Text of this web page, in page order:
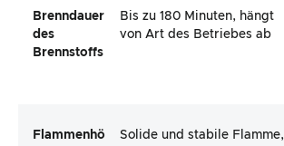
Brenndauer
des
Brennstoffs
Bis zu 180 Minuten, hängt
von Art des Betriebes ab
Flammenhö
Solide und stabile Flamme,